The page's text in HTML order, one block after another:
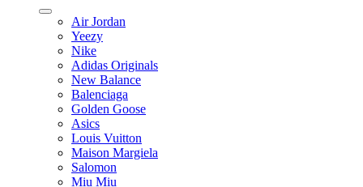
Air Jordan
Yeezy
Nike
Adidas Originals
New Balance
Balenciaga
Golden Goose
Asics
Louis Vuitton
Maison Margiela
Salomon
Miu Miu